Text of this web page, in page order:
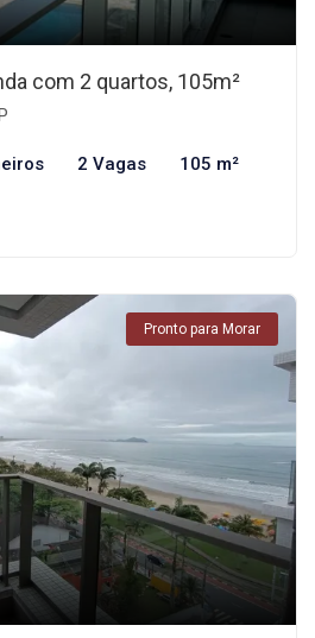
com 2 quartos, 105m²
2 Vagas 105 m²
Pronto para Morar